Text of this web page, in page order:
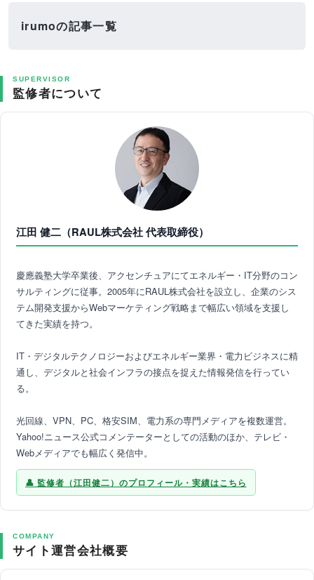
irumoの記事一覧
SUPERVISOR
監修者について
江田 健二（RAUL株式会社 代表取締役）
慶應義塾大学卒業後、アクセンチュアにてエネルギー・IT分野のコン
サルティングに従事。2005年にRAUL株式会社を設立し、企業のシス
テム開発支援からWebマーケティング戦略まで幅広い領域を支援し
てきた実績を持つ。
IT・デジタルテクノロジーおよびエネルギー業界・電力ビジネスに精
通し、デジタルと社会インフラの接点を捉えた情報発信を行ってい
る。
光回線、VPN、PC、格安SIM、電力系の専門メディアを複数運営。
Yahoo!ニュース公式コメンテーターとしての活動のほか、テレビ・
Webメディアでも幅広く発信中。
監修者（江田健二）のプロフィール・実績はこちら
COMPANY
サイト運営会社概要